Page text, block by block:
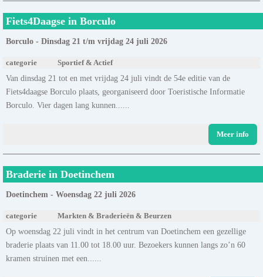
Fiets4Daagse in Borculo
Borculo - Dinsdag 21 t/m vrijdag 24 juli 2026
categorie Sportief & Actief
Van dinsdag 21 tot en met vrijdag 24 juli vindt de 54e editie van de
Fiets4daagse Borculo plaats, georganiseerd door Toeristische Informatie
Borculo. Vier dagen lang kunnen......
Meer info
Braderie in Doetinchem
Doetinchem - Woensdag 22 juli 2026
categorie Markten & Braderieën & Beurzen
Op woensdag 22 juli vindt in het centrum van Doetinchem een gezellige
braderie plaats van 11.00 tot 18.00 uur. Bezoekers kunnen langs zo’n 60
kramen struinen met een......